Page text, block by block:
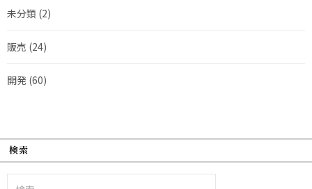
未分類 (2)
販売 (24)
開発 (60)
検索